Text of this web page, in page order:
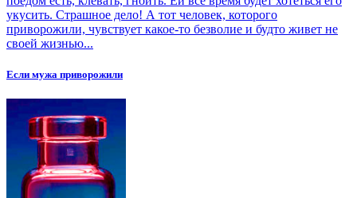
укусить. Страшное дело! А тот человек, которого
приворожили, чувствует какое-то безволие и будто живет не
своей жизнью...
Если мужа приворожили